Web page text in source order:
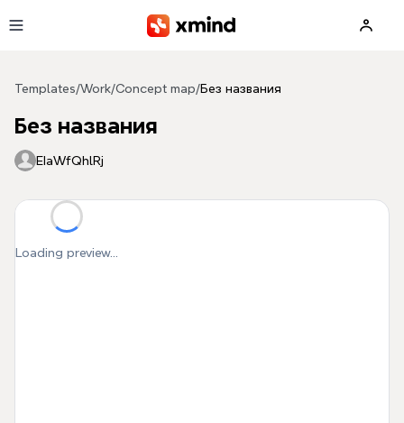
Templates/Work/Concept map/Без названия
Без названия
EIaWfQhlRj
Loading preview...